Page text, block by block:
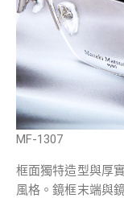
MF-1307
框面獨特造型與厚
風格。鏡框末端與